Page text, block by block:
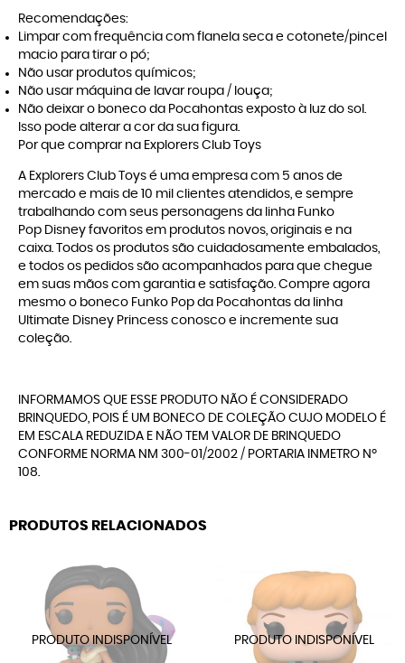
Recomendações:
Limpar com frequência com flanela seca e cotonete/pincel
macio para tirar o pó;
Não usar produtos químicos;
Não usar máquina de lavar roupa / louça;
Não deixar o boneco da Pocahontas exposto à luz do sol.
Isso pode alterar a cor da sua figura.
Por que comprar na Explorers Club Toys
A Explorers Club Toys é uma empresa com 5 anos de
mercado e mais de 10 mil clientes atendidos, e sempre
trabalhando com seus personagens da linha Funko
Pop Disney favoritos em produtos novos, originais e na
caixa. Todos os produtos são cuidadosamente embalados,
e todos os pedidos são acompanhados para que chegue
em suas mãos com garantia e satisfação. Compre agora
mesmo o boneco Funko Pop da Pocahontas da linha
Ultimate Disney Princess conosco e incremente sua
coleção.
INFORMAMOS QUE ESSE PRODUTO NÃO É CONSIDERADO
BRINQUEDO, POIS É UM BONECO DE COLEÇÃO CUJO MODELO É
EM ESCALA REDUZIDA E NÃO TEM VALOR DE BRINQUEDO
CONFORME NORMA NM 300-01/2002 / PORTARIA INMETRO Nº
108.
PRODUTOS RELACIONADOS